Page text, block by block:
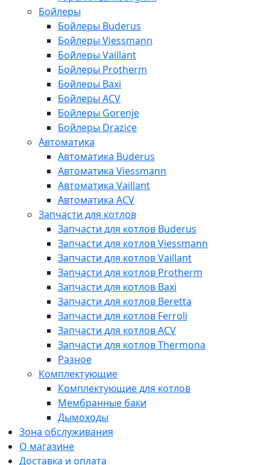
Бойлеры
Бойлеры Buderus
Бойлеры Viessmann
Бойлеры Vaillant
Бойлеры Protherm
Бойлеры Baxi
Бойлеры ACV
Бойлеры Gorenje
Бойлеры Drazice
Автоматика
Автоматика Buderus
Автоматика Viessmann
Автоматика Vaillant
Автоматика ACV
Запчасти для котлов
Запчасти для котлов Buderus
Запчасти для котлов Viessmann
Запчасти для котлов Vaillant
Запчасти для котлов Protherm
Запчасти для котлов Baxi
Запчасти для котлов Beretta
Запчасти для котлов Ferroli
Запчасти для котлов ACV
Запчасти для котлов Thermona
Разное
Комплектующие
Комплектующие для котлов
Мембранные баки
Дымоходы
Зона обслуживания
О магазине
Доставка и оплата